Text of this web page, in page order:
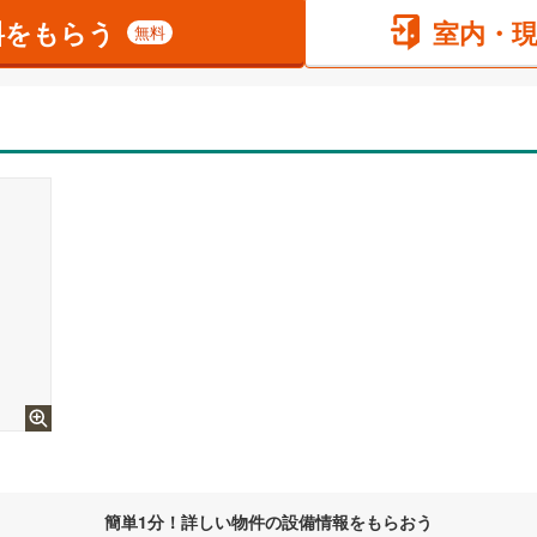
もらう 無料 室内・
簡単1分！詳しい物件の設備情報をもらおう